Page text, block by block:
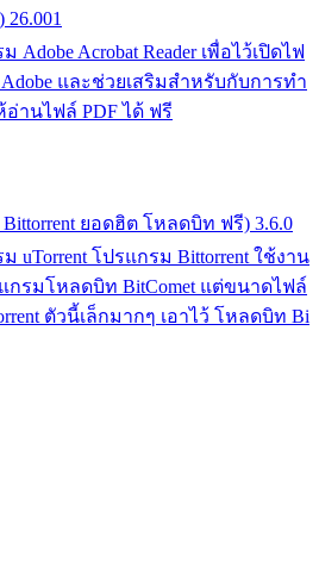
Acrobat Reader เพื่อไว้เปิดไฟ
Adobe และช่วยเสริมสำหรับกับการทำ
อ่านไฟล์ PDF ได้ ฟรี
ยอดฮิต โหลดบิท ฟรี) 3.6.0
uTorrent โปรแกรม Bittorrent ใช้งาน
กรมโหลดบิท BitComet แต่ขนาดไฟล์
ตัวนี้เล็กมากๆ เอาไว้ โหลดบิท Bi